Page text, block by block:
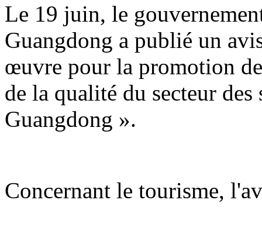
Le 19 juin, le
Guangdong a publié un
œuvre pour la promotion
de la qualité du secteur
Guangdong ».
Concernant le tourisme,